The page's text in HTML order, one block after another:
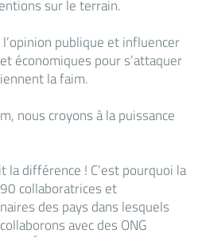
sur le terrain.
publique et influencer
économiques pour s’attaquer
la faim.
nous croyons à la puissance
la différence ! C’est pourquoi la
collaboratrices et
des pays dans lesquels
avec des ONG